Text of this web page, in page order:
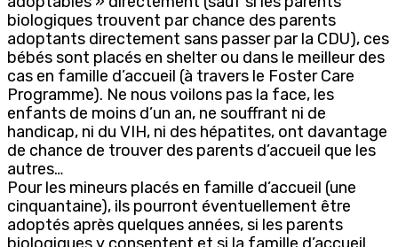
biologiques trouvent par chance des parents
adoptants directement sans passer par la CDU), ces
bébés sont placés en shelter ou dans le meilleur des
cas en famille d’accueil (à travers le Foster Care
Programme). Ne nous voilons pas la face, les
enfants de moins d’un an, ne souffrant ni de
handicap, ni du VIH, ni des hépatites, ont davantage
de chance de trouver des parents d’accueil que les
autres…
Pour les mineurs placés en famille d’accueil (une
cinquantaine), ils pourront éventuellement être
adoptés après quelques années, si les parents